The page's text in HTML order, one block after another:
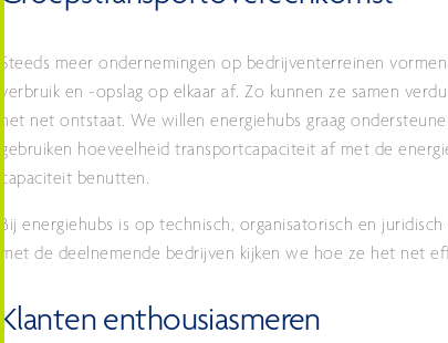
Steeds meer ondernemingen op bedrijventerreinen
verbruik en -opslag op elkaar af. Zo kunnen ze samen
het net ontstaat. We willen energiehubs graag
gebruiken hoeveelheid transportcapaciteit af met de
capaciteit benutten.
Bij energiehubs is op technisch, organisatorisch en
met de deelnemende bedrijven kijken we hoe ze het net
Klanten enthousiasmeren